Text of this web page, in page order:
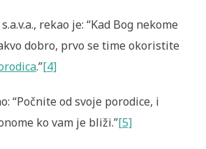
rekao je: “Kad Bog nekome
dobro, prvo se time okoristite
.”[4]
“Počnite od svoje porodice, i
ko vam je bliži.”[5]